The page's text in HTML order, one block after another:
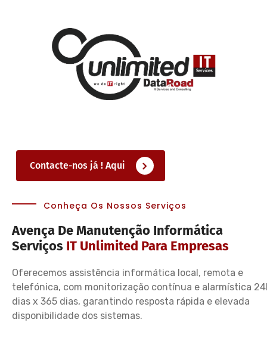
Contacte-nos já ! Aqui
Conheça Os Nossos Serviços
Avença De Manutenção Informática
Serviços IT Unlimited Para Empresas
Oferecemos assistência informática local, remota e
telefónica, com monitorização contínua e alarmística
dias x 365 dias, garantindo resposta rápida e elevada
disponibilidade dos sistemas.